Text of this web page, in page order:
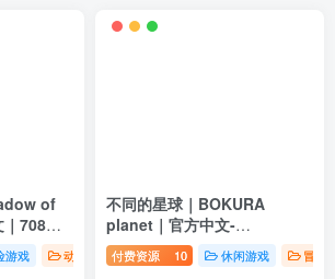
of
708M
游戏 动作游戏 电脑游戏
不同的星球｜BOKURA
planet｜官方中文-
Build.18355454｜495M｜免
安装
付费资源 10 休闲游戏 冒险